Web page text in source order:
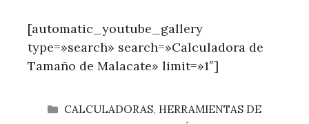
[automatic_youtube_gallery
type=»search» search=»Calculadora de
Tamaño de Malacate» limit=»1″]
CATEGORÍAS
CALCULADORAS, HERRAMIENTAS DE